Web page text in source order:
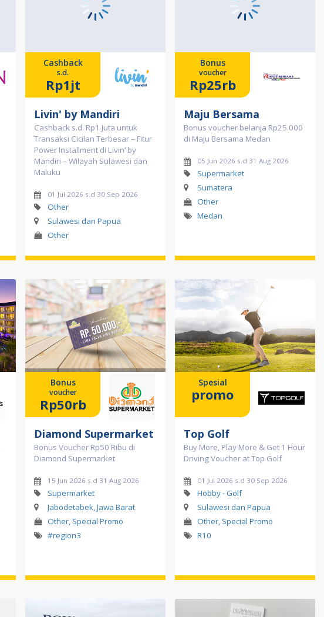
Cashback
s.d.
Rp1jt
Livin' by Mandiri
Cashback s.d. Rp1 Juta untuk
Transaksi Cicilan Terbesar – Fitur
Power Installment di Livin’ by
Mandiri – Wilayah Sulawesi dan
Maluku
01 Jul 2026 s.d 30 Sep 2026
Other
Sulawesi dan Papua
Other
Bonus
voucher
Rp25rb
Maju Bersama
Bonus voucher belanja Rp25.000
di Maju Bersama Medan
05 Jun 2026 s.d 31 Aug 2026
Supermarket
Sumatera
Other
Medan
Bonus
voucher
Rp50rb
Diamond Supermarket
Bonus Voucher Rp50 Ribu di
Diamond Supermarket
15 Jun 2026 s.d 31 Aug 2026
Supermarket
Jabodetabek, Jawa Barat
Other, Special Promo
#region3
Spesial
promo
Top Golf
Buy More, Play More & Get 1 Hour
Driving Voucher at Top Golf
01 Jul 2026 s.d 30 Sep 2026
Hobby - Golf
Sulawesi dan Papua
Other, Special Promo
R10